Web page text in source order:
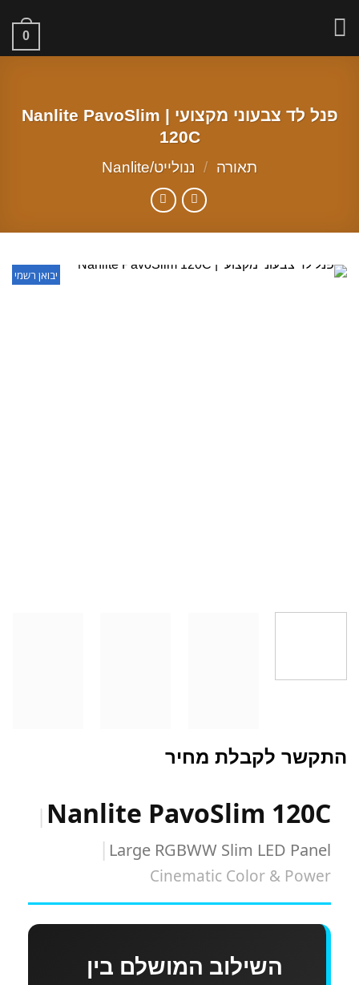
0
פנל לד צבעוני מקצועי | Nanlite PavoSlim
120C
תאורה / ננולייט/Nanlite
יבואן רשמי
התקשר לקבלת מחיר
Nanlite PavoSlim 120C
|
Large RGBWW Slim LED Panel
|
Cinematic Color & Power
השילוב המושלם בין